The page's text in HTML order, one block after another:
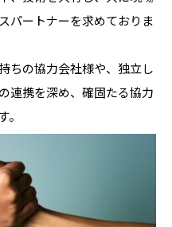
パートナーを求めておりま
ちの協力会社様や、独立し
連携を深め、確固たる協力